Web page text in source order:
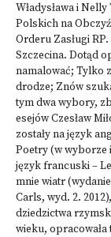
Władysława i
Polskich na
Orderu Zasługi
Szczecina. Dotąd
namalować; Tylko
drodze; Znów
tym dwa wybory,
esejów Czesław
zostały na język
Poetry (w wyborze
język francuski –
mnie wiatr
Carls, wyd. 2.
dziedzictwa
wieku,